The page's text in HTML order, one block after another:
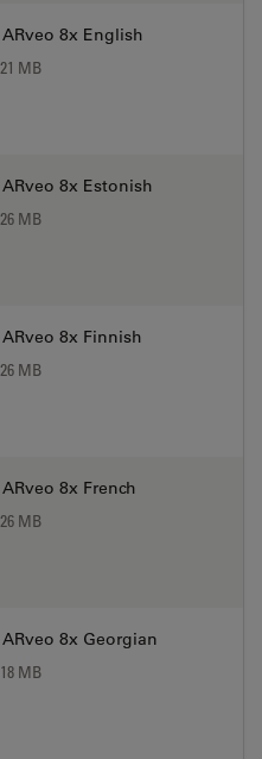
ARveo 8x English
MB
ARveo 8x Estonish
MB
ARveo 8x Finnish
MB
8x French
MB
ARveo 8x Georgian
MB